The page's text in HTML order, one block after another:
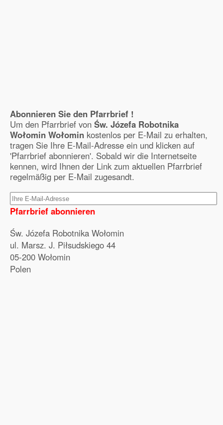
Abonnieren Sie den Pfarrbrief !
Um den Pfarrbrief von Św. Józefa Robotnika
Wołomin Wołomin kostenlos per E-Mail zu erhalten,
tragen Sie Ihre E-Mail-Adresse ein und klicken auf
'Pfarrbrief abonnieren'. Sobald wir die Internetseite
kennen, wird Ihnen der Link zum aktuellen Pfarrbrief
regelmäßig per E-Mail zugesandt.
Pfarrbrief abonnieren
Św. Józefa Robotnika Wołomin
ul. Marsz. J. Piłsudskiego 44
05-200 Wołomin
Polen